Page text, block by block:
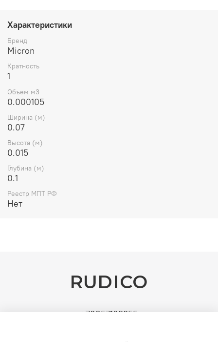
Скорость последовательного чтения 6800 Мбайт/c
Скорость последовательной записи 5300 Мбайт/c
Среднее число операций произвольного чтения в
секунду (4 КБайт, QD32) 1100000 IOPS
секунду (4 КБайт, QD32) 180000 IOPS
Ресурс
Средняя наработка на отказ 2000000 ч
TBW твердотельного накопителя 7008 Тбайт
Характеристики
Бренд
Micron
Кратность
1
Объем м3
0.000105
Ширина (м)
0.07
Высота (м)
0.015
Глубина (м)
0.1
Реестр МПТ РФ
Нет
+79857163355
RUDICO